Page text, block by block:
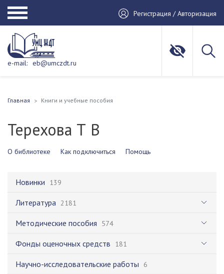
Регистрация / Авторизация
e-mail: eb@umczdt.ru
Главная Книги и учебные пособия
Терехова Т В
О библиотеке Как подключиться Помощь
Новинки 139
Литература 2181
Методические пособия 574
Фонды оценочных средств 181
Научно-исследовательские работы 6